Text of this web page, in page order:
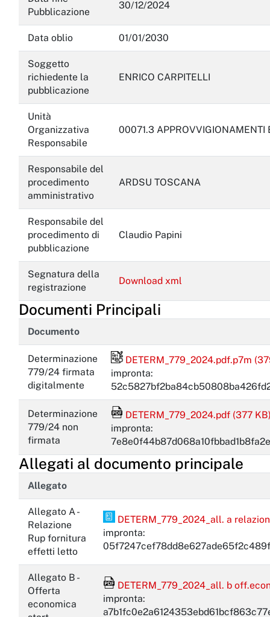
Pubblicazione
30/12/2024
Data oblio 01/01/2030
Soggetto
richiedente la
pubblicazione
ENRICO CARPITELLI
Unità
Organizzativa
Responsabile
00071.3 APPROVVIGIONAMENTI
Responsabile del
procedimento
amministrativo
ARDSU TOSCANA
Responsabile del
procedimento di
pubblicazione
Claudio Papini
Segnatura della
registrazione
Download xml
Documenti Principali
Documento
Determinazione
779/24 firmata
digitalmente
File firmato digitalmente
DETERM_779_2024.pdf.p7m
impronta:
Determinazione
779/24 non
firmata
File Acrobat Reader
DETERM_779_2024.pdf (377
impronta:
Allegati al documento principale
Allegato
Allegato A -
Relazione
Rup fornitura
effetti letto
PDF Pades
DETERM_779_2024_all. a
impronta:
Allegato B -
Offerta
economica
File Acrobat Reader
DETERM_779_2024_all. b
impronta: